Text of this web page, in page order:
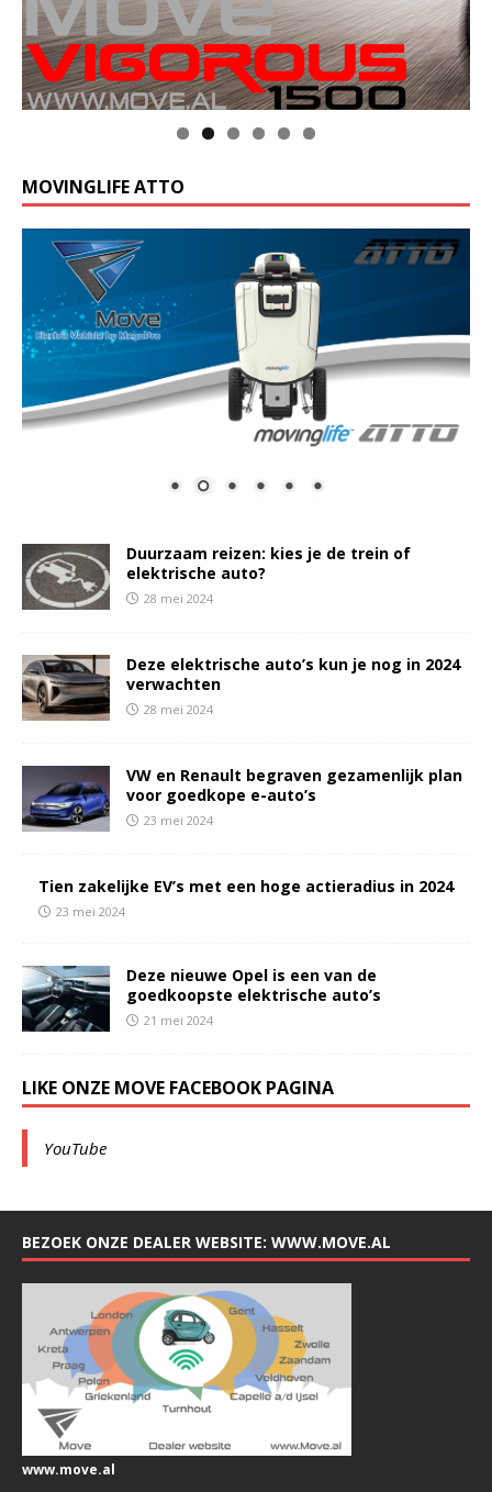
Klik op de foto voor meer informatie
MOVINGLIFE ATTO
Duurzaam reizen: kies je de trein of
elektrische auto?
28 mei 2024
Deze elektrische auto’s kun je nog in 2024
verwachten
28 mei 2024
VW en Renault begraven gezamenlijk plan
voor goedkope e-auto’s
23 mei 2024
Tien zakelijke EV’s met een hoge actieradius in 2024
23 mei 2024
Deze nieuwe Opel is een van de
goedkoopste elektrische auto’s
21 mei 2024
LIKE ONZE MOVE FACEBOOK PAGINA
YouTube
BEZOEK ONZE DEALER WEBSITE: WWW.MOVE.AL
www.move.al